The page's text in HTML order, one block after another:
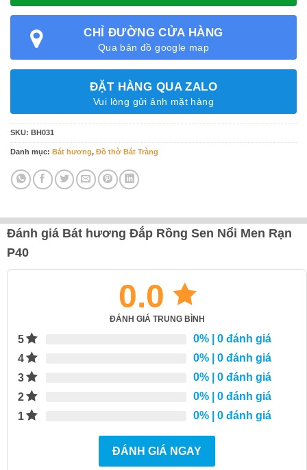
CHỈ ĐƯỜNG CỬA HÀNG
Qua bản đồ google map
ĐẶT HÀNG QUA ZALO
Vui lòng gửi ảnh mặt hàng
SKU: BH031
Danh mục: Bát hương, Đồ thờ Bát Tràng
Đánh giá Bát hương Đắp Rồng Sen Nổi Men Rạn
P40
0.0
ĐÁNH GIÁ TRUNG BÌNH
5 0% | 0 đánh giá
4
0% | 0 đánh giá
3
0% | 0 đánh giá
2
0% | 0 đánh giá
1
0% | 0 đánh giá
ĐÁNH GIÁ NGAY